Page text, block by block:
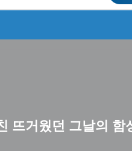
뜨거 웠던 그날의 함